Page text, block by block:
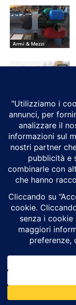
Armi & Mezzi
TI POSSONO
Ceuta, la
porta a